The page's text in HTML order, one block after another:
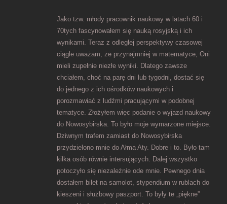
Jako tzw. młody pracownik naukowy w latach 60 i
70tych fascynowałem się nauką rosyjską i ich
wynikami. Teraz z odległej perspektywy czasowej
ciągle uważam, że przynajmniej w matematyce, Oni
mieli zupełnie niezłe wyniki. Dlatego zawsze
chciałem, choć na parę dni lub tygodni, dostać się
do jednego z ich ośrodków naukowych i
porozmawiać z ludźmi pracującymi w podobnej
tematyce. Złożyłem więc podanie o wyjazd naukowy
do Nowosybirska. To było moje wymarzone miejsce.
Dziwnym trafem zamiast do Nowosybirska
przydzielono mnie do Ałma Aty. Dobre i to. Było tam
kilka osób równie intersujących. Dalej wszystko
potoczyło się niezależnie ode mnie. Pewnego dnia
dostałem bilet na samolot, stypendium w rublach do
kieszeni i służbowy paszport. To były te „piękne”